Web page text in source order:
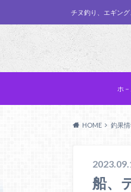
チヌ釣り、エギン
ホ－
HOME 釣果
船、